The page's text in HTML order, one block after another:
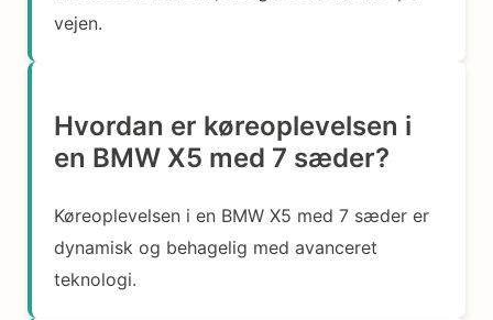
vejen.
Hvordan er køreoplevelsen i
en BMW X5 med 7 sæder?
Køreoplevelsen i en BMW X5 med 7 sæder er
dynamisk og behagelig med avanceret
teknologi.